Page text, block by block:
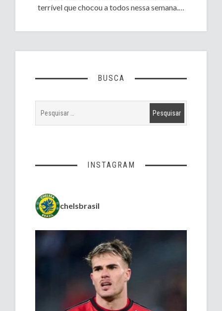
terrível que chocou a todos nessa semana.…
BUSCA
INSTAGRAM
chelsbrasil